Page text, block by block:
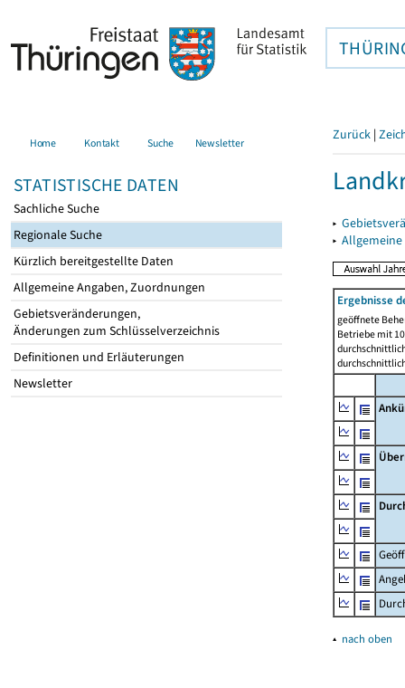
Home Kontakt Suche Newsletter
STATISTISCHE DATEN
Sachliche Suche
Regionale Suche
Kürzlich bereitgestellte Daten
Allgemeine Angaben, Zuordnungen
Gebietsveränderungen,
Änderungen zum Schlüsselverzeichnis
Definitionen und Erläuterungen
Newsletter
Zurück |
▸
▸
Ergebnisse
geöffnete
Betriebe mit
▴ nach oben